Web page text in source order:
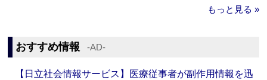
もっと見る »
おすすめ情報 ‐AD‐
【日立社会情報サービス】医療従事者が副作用情報を迅